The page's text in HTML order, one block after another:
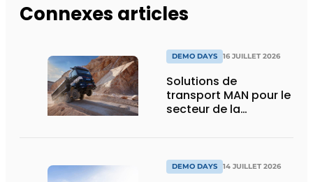
Connexes articles
DEMO DAYS 16 JUILLET 2026
Solutions de
transport MAN pour le
secteur de la
DEMO DAYS 14 JUILLET 2026